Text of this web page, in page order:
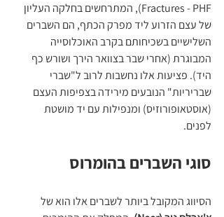
Fractures - PHF), המתרחשים בחלקה העליון
של עצם הזרוע ליד מפרק הכתף, הם השברים
השלישיים בשכיחותם בקרב האוכלוסייה
המבוגרת (אחרי שבר בצוואר הירך ושורש כף
היד). פציעות אלו נחשבות לרוב ל"שברי
שבריריות" הנובעים מירידה בצפיפות העצם
(אוסטאופורוזיס) ומנפילות עם יד מושטת
לפנים.
סוגי השברים בהומרוס
הסיווג המקובל ביותר לשברים אלו הוא של